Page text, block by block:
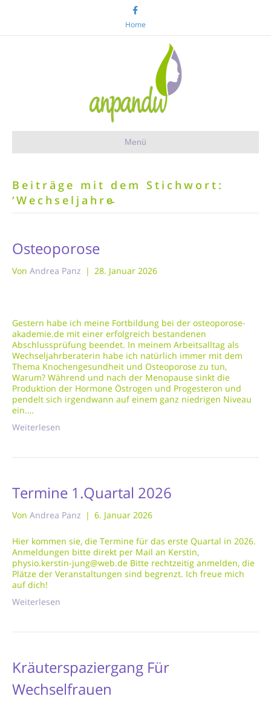
c
Home
Menü
Beiträge mit dem Stichwort:
‘Wechseljahre̵
Osteoporose
Von Andrea Panz | 28. Januar 2026
Gestern habe ich meine Fortbildung bei der osteoporose-
akademie.de mit einer erfolgreich bestandenen
Abschlussprüfung beendet. In meinem Arbeitsalltag als
Wechseljahrberaterin habe ich natürlich immer mit dem
Thema Knochengesundheit und Osteoporose zu tun,
Warum? Während und nach der Menopause sinkt die
Produktion der Hormone Östrogen und Progesteron und
pendelt sich irgendwann auf einem ganz niedrigen Niveau
ein.…
Weiterlesen
Termine 1.Quartal 2026
Von Andrea Panz | 6. Januar 2026
Hier kommen sie, die Termine für das erste Quartal in 2026.
Anmeldungen bitte direkt per Mail an Kerstin,
physio.kerstin-jung@web.de Bitte rechtzeitig anmelden, die
Plätze der Veranstaltungen sind begrenzt. Ich freue mich
auf dich!
Weiterlesen
Kräuterspaziergang Für
Wechselfrauen